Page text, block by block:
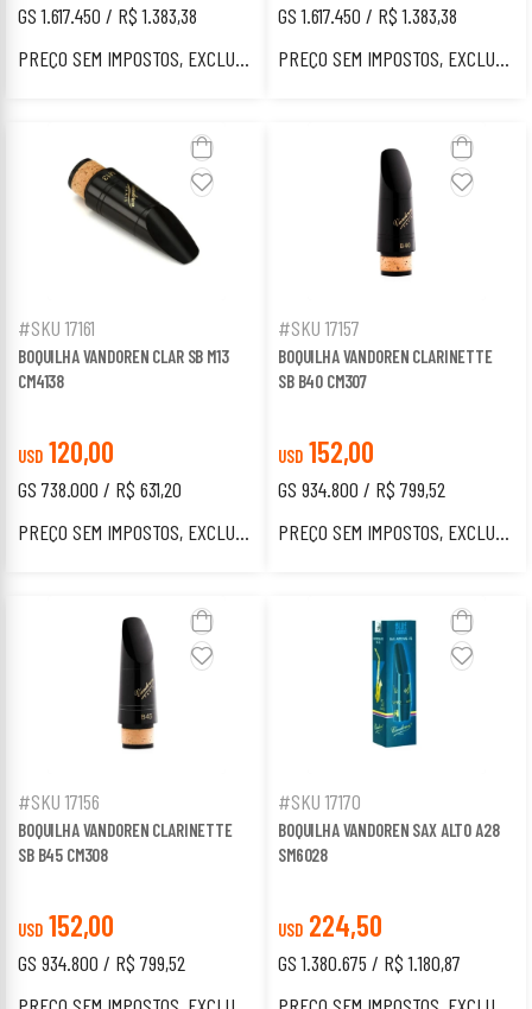
GS 1.617.450 / R$ 1.383,38
PREÇO SEM IMPOSTOS, EXCLUSIVO PARA ESTRANGEIROS.
GS 1.617.450 / R$ 1.383,38
PREÇO SEM IMPOSTOS, EXCLUSIVO PARA ESTRANGEIROS.
#SKU 17161
BOQUILHA VANDOREN CLAR SB M13
CM4138
USD 120,00
GS 738.000 / R$ 631,20
PREÇO SEM IMPOSTOS, EXCLUSIVO PARA ESTRANGEIROS.
#SKU 17157
BOQUILHA VANDOREN CLARINETTE
SB B40 CM307
USD 152,00
GS 934.800 / R$ 799,52
PREÇO SEM IMPOSTOS, EXCLUSIVO PARA ESTRANGEIROS.
#SKU 17156
BOQUILHA VANDOREN CLARINETTE
SB B45 CM308
USD 152,00
GS 934.800 / R$ 799,52
#SKU 17170
BOQUILHA VANDOREN SAX ALTO A28
SM6028
USD 224,50
GS 1.380.675 / R$ 1.180,87